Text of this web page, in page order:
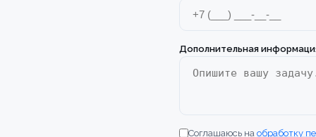
Дополнительная
Соглашаюсь на обработку